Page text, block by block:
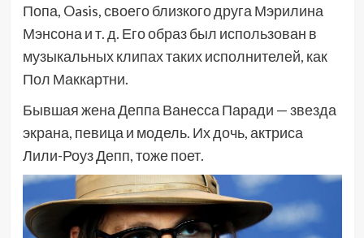
Попа, Oasis, своего близкого друга Мэрилина
Мэнсона и т. д. Его образ был использован в
музыкальных клипах таких исполнителей, как
Пол Маккартни.
Бывшая жена Деппа Ванесса Паради — звезда
экрана, певица и модель. Их дочь, актриса
Лили-Роуз Депп, тоже поет.